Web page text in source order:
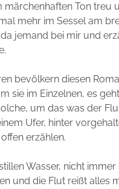
märchenhaften Ton treu
mehr im Sessel am
jemand bei mir und
bevölkern diesen
sie im Einzelnen, es
um das was der
Ufer, hinter
erzählen.
Wasser, nicht
und die Flut reißt alles